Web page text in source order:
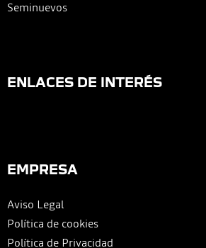
Seminuevos
ENLACES DE INTERÉS
EMPRESA
Aviso Legal
Política de cookies
Política de Privacidad